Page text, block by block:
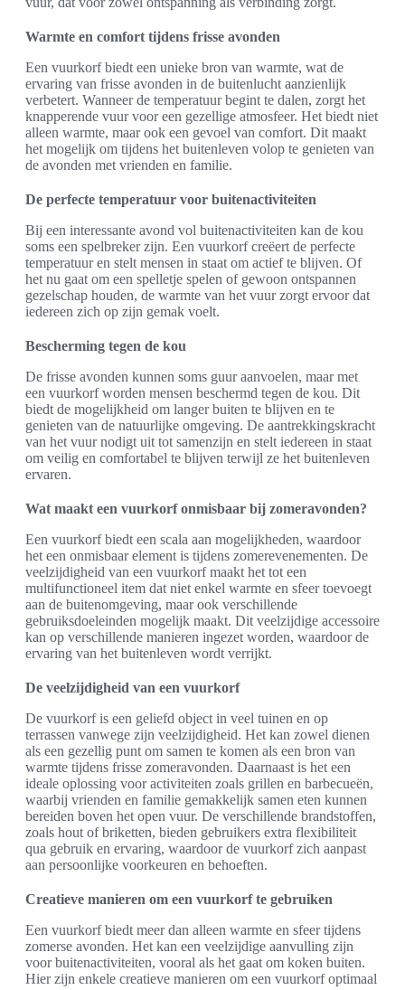
Warmte en comfort tijdens frisse avonden
Een vuurkorf biedt een unieke bron van warmte, wat de
ervaring van frisse avonden in de buitenlucht aanzienlijk
verbetert. Wanneer de temperatuur begint te dalen, zorgt het
knapperende vuur voor een gezellige atmosfeer. Het biedt niet
alleen warmte, maar ook een gevoel van comfort. Dit maakt
het mogelijk om tijdens het buitenleven volop te genieten van
de avonden met vrienden en familie.
De perfecte temperatuur voor buitenactiviteiten
Bij een interessante avond vol buitenactiviteiten kan de kou
soms een spelbreker zijn. Een vuurkorf creëert de perfecte
temperatuur en stelt mensen in staat om actief te blijven. Of
het nu gaat om een spelletje spelen of gewoon ontspannen
gezelschap houden, de warmte van het vuur zorgt ervoor dat
iedereen zich op zijn gemak voelt.
Bescherming tegen de kou
De frisse avonden kunnen soms guur aanvoelen, maar met
een vuurkorf worden mensen beschermd tegen de kou. Dit
biedt de mogelijkheid om langer buiten te blijven en te
genieten van de natuurlijke omgeving. De aantrekkingskracht
van het vuur nodigt uit tot samenzijn en stelt iedereen in staat
om veilig en comfortabel te blijven terwijl ze het buitenleven
ervaren.
Wat maakt een vuurkorf onmisbaar bij zomeravonden?
Een vuurkorf biedt een scala aan mogelijkheden, waardoor
het een onmisbaar element is tijdens zomerevenementen. De
veelzijdigheid van een vuurkorf maakt het tot een
multifunctioneel item dat niet enkel warmte en sfeer toevoegt
aan de buitenomgeving, maar ook verschillende
gebruiksdoeleinden mogelijk maakt. Dit veelzijdige accessoire
kan op verschillende manieren ingezet worden, waardoor de
ervaring van het buitenleven wordt verrijkt.
De veelzijdigheid van een vuurkorf
De vuurkorf is een geliefd object in veel tuinen en op
terrassen vanwege zijn veelzijdigheid. Het kan zowel dienen
als een gezellig punt om samen te komen als een bron van
warmte tijdens frisse zomeravonden. Daarnaast is het een
ideale oplossing voor activiteiten zoals grillen en barbecueën,
waarbij vrienden en familie gemakkelijk samen eten kunnen
bereiden boven het open vuur. De verschillende brandstoffen,
zoals hout of briketten, bieden gebruikers extra flexibiliteit
qua gebruik en ervaring, waardoor de vuurkorf zich aanpast
aan persoonlijke voorkeuren en behoeften.
Creatieve manieren om een vuurkorf te gebruiken
Een vuurkorf biedt meer dan alleen warmte en sfeer tijdens
zomerse avonden. Het kan een veelzijdige aanvulling zijn
voor buitenactiviteiten, vooral als het gaat om koken buiten.
Hier zijn enkele creatieve manieren om een vuurkorf optimaal